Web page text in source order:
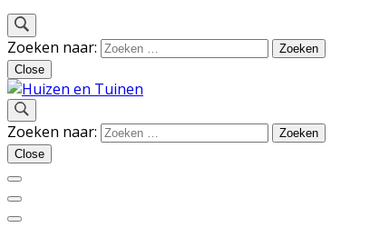
Zoeken naar:
Close
Huizen en Tuinen
Inspiratie voor wonen en tuinieren
Zoeken naar:
Close